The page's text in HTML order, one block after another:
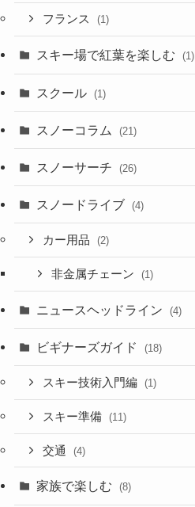
フランス (1)
スキー場で紅葉を楽しむ (1)
スクール (1)
スノーコラム (21)
スノーサーチ (26)
スノードライブ (4)
カー用品 (2)
非金属チェーン (1)
ニュースヘッドライン (4)
ビギナーズガイド (18)
スキー技術入門編 (1)
スキー準備 (11)
交通 (4)
家族で楽しむ (8)